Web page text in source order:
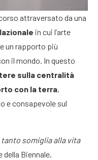
attraversato da una
in cui l’arte
un rapporto più
il mondo. In questo
sulla centralità
con la terra,
e consapevole sul
somiglia alla vita
Biennale,